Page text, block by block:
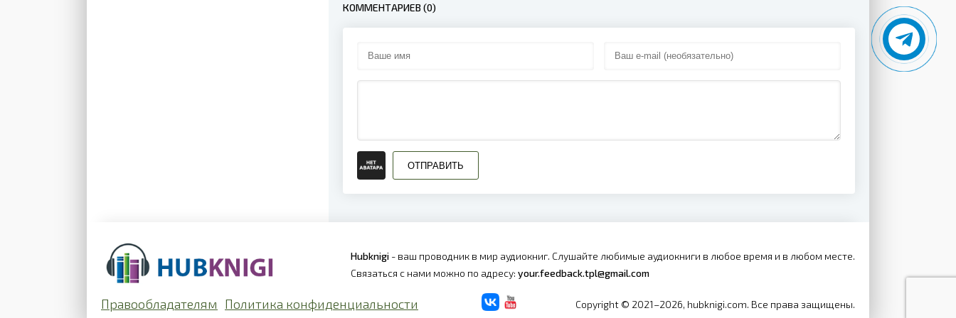
0574 Сказания о пастухе богов - Глава 0574
0579 Сказания о пастухе богов - Глава 0579
0580 Сказания о пастухе богов - Глава 0580
0583 Сказания о пастухе богов - Глава 0583
КОММЕНТАРИЕВ (0)
ОТПРАВИТЬ
Hubknigi - ваш проводник в мир аудиокниг. Слушайте любимые аудиокниги в любое время и в любом месте.
Связаться с нами можно по адресу: your.feedback.tpl@gmail.com
Правообладателям Политика конфиденциальности Copyright © 2021–2026, hubknigi.com. Все права защищены.